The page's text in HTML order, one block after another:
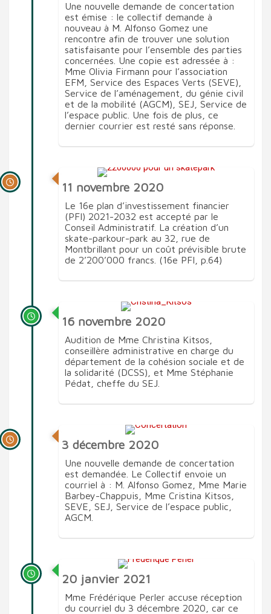
Une nouvelle demande de concertation
est émise : le collectif demande à
nouveau à M. Alfonso Gomez une
rencontre afin de trouver une solution
satisfaisante pour l’ensemble des parties
concernées. Une copie est adressée à :
Mme Olivia Firmann pour l’association
EFM, Service des Espaces Verts (SEVE),
Service de l’aménagement, du génie civil
et de la mobilité (AGCM), SEJ, Service de
l’espace public. Une fois de plus, ce
dernier courrier est resté sans réponse.
11 novembre 2020
Le 16e plan d’investissement financier
(PFI) 2021-2032 est accepté par le
Conseil Administratif. La création d’un
skate-parkour-park au 32, rue de
Montbrillant pour un coût prévisible brute
de 2’200’000 francs. (16e PFI, p.64)
16 novembre 2020
Audition de Mme Christina Kitsos,
conseillère administrative en charge du
département de la cohésion sociale et de
la solidarité (DCSS), et Mme Stéphanie
Pédat, cheffe du SEJ.
3 décembre 2020
Une nouvelle demande de concertation
est demandée. Le Collectif envoie un
courriel à : M. Alfonso Gomez, Mme Marie
Barbey-Chappuis, Mme Cristina Kitsos,
SEVE, SEJ, Service de l’espace public,
AGCM.
20 janvier 2021
Mme Frédérique Perler accuse réception
du courriel du 3 décembre 2020, car ce